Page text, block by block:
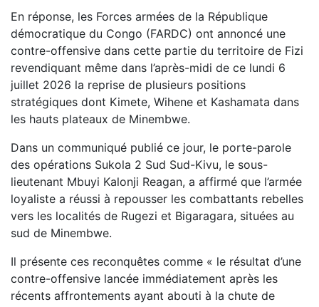
En réponse, les Forces armées de la République
démocratique du Congo (FARDC) ont annoncé une
contre-offensive dans cette partie du territoire de Fizi
revendiquant même dans l’après-midi de ce lundi 6
juillet 2026 la reprise de plusieurs positions
stratégiques dont Kimete, Wihene et Kashamata dans
les hauts plateaux de Minembwe.
Dans un communiqué publié ce jour, le porte-parole
des opérations Sukola 2 Sud Sud-Kivu, le sous-
lieutenant Mbuyi Kalonji Reagan, a affirmé que l’armée
loyaliste a réussi à repousser les combattants rebelles
vers les localités de Rugezi et Bigaragara, situées au
sud de Minembwe.
Il présente ces reconquêtes comme « le résultat d’une
contre-offensive lancée immédiatement après les
récents affrontements ayant abouti à la chute de